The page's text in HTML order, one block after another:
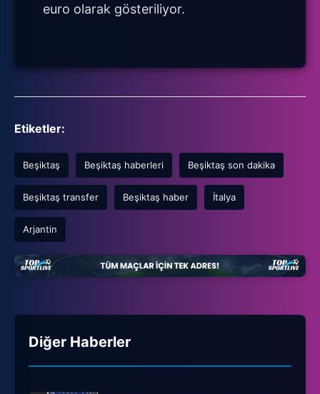
euro olarak gösteriliyor.
Etiketler:
Beşiktaş Beşiktaş haberleri Beşiktaş son dakika
Beşiktaş transfer Beşiktaş haber İtalya
Arjantin
Diğer Haberler